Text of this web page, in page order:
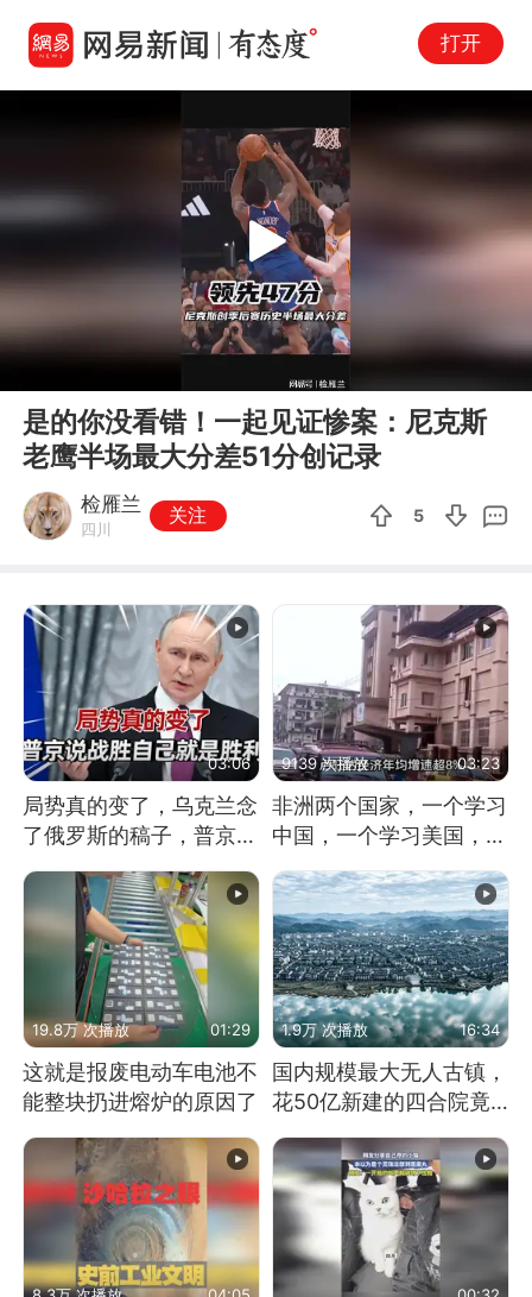
打开
Play
是的你没看错！一起见证惨案：尼克斯
老鹰半场最大分差51分创记录
检雁兰
四川
关注 5
03:06
局势真的变了，乌克兰念
了俄罗斯的稿子，普京说
战胜自己就是胜利
9139 次播放 03:23
非洲两个国家，一个学习
中国，一个学习美国，结
果怎么样了？
19.8万 次播放 01:29
这就是报废电动车电池不
能整块扔进熔炉的原因了
1.9万 次播放 16:34
国内规模最大无人古镇，
花50亿新建的四合院竟